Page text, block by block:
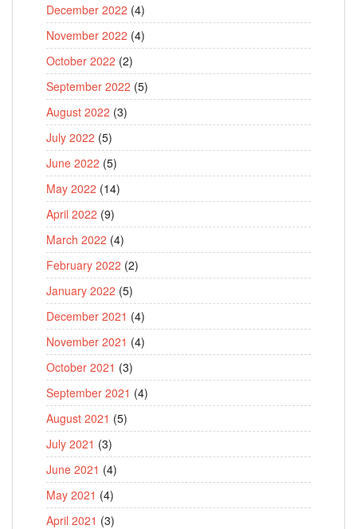
December 2022 (4)
November 2022 (4)
October 2022 (2)
September 2022 (5)
August 2022 (3)
July 2022 (5)
June 2022 (5)
May 2022 (14)
April 2022 (9)
March 2022 (4)
February 2022 (2)
January 2022 (5)
December 2021 (4)
November 2021 (4)
October 2021 (3)
September 2021 (4)
August 2021 (5)
July 2021 (3)
June 2021 (4)
May 2021 (4)
April 2021 (3)